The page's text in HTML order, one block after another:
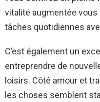
vitalité augmentée vous
tâches quotidiennes
C’est également un
entreprendre de
loisirs. Côté amour et
les choses semblent